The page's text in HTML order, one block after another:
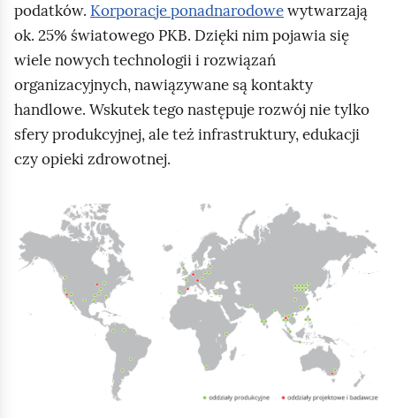
o
m
i
ć
p
o
d
ą
d
podatków. Korporacje ponadnarodowewytwarzają
ok. 25% światowego PKB. Dzięki nim pojawia się
wiele nowych technologii i rozwiązań
organizacyjnych, nawiązywane są kontakty
handlowe. Wskutek tego następuje rozwój nie tylko
sfery produkcyjnej, ale też infrastruktury, edukacji
czy opieki zdrowotnej.